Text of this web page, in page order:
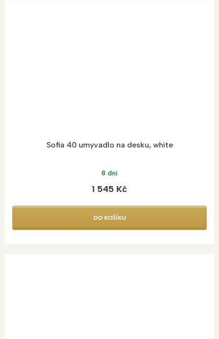
Sofia 40 umyvadlo na desku, white
8 dní
1 545 Kč
DO KOŠÍKU